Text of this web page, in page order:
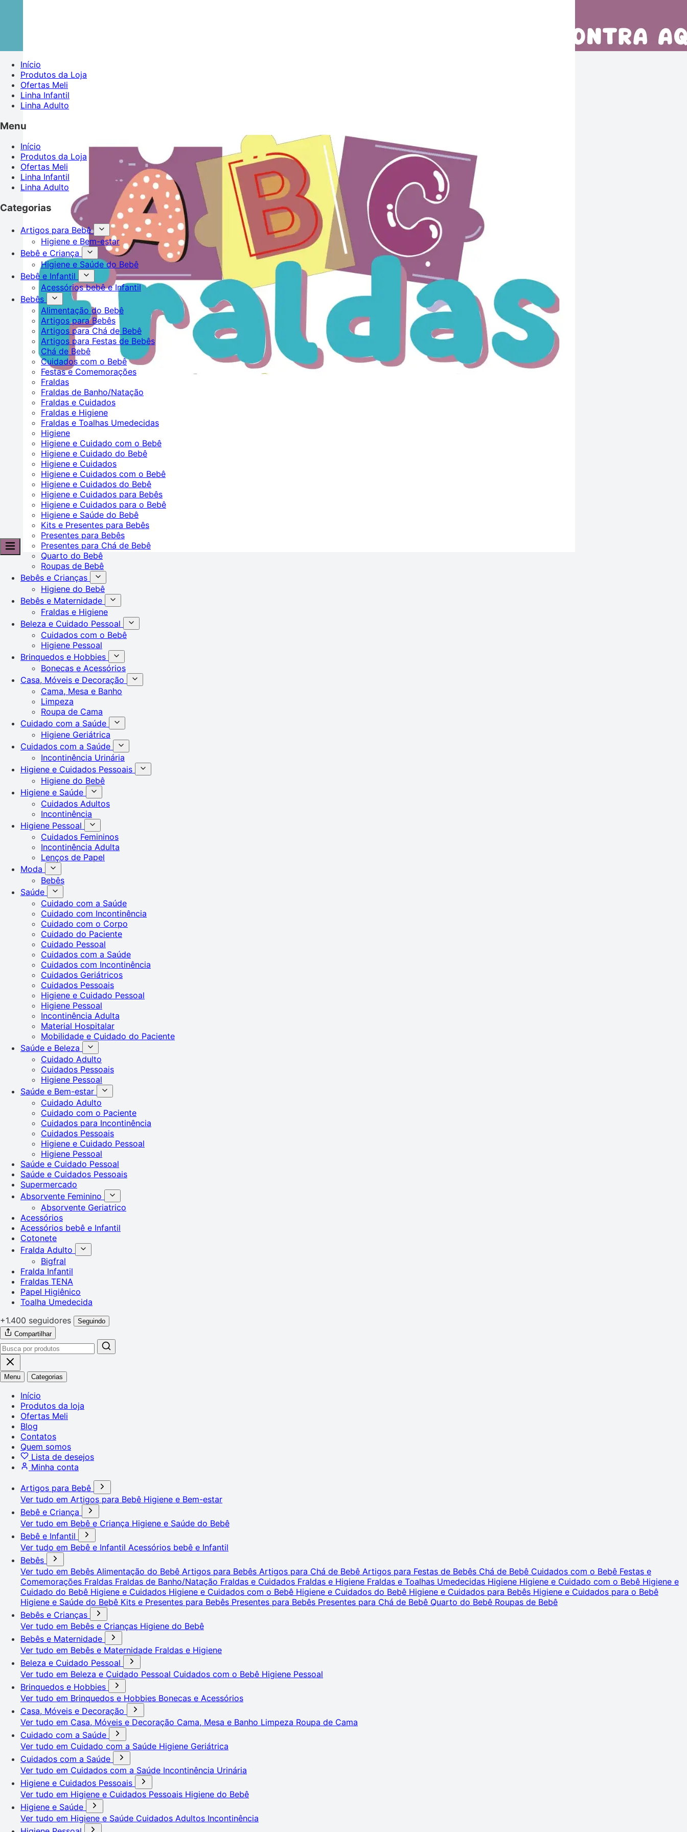
Início
Produtos da Loja
Ofertas Meli
Linha Infantil
Linha Adulto
Menu
Início
Produtos da Loja
Ofertas Meli
Linha Infantil
Linha Adulto
Categorias
Artigos para Bebê
Higiene e Bem-estar
Bebê e Criança
Higiene e Saúde do Bebê
Bebê e Infantil
Acessórios bebê e Infantil
Bebês
Alimentação do Bebê
Artigos para Bebês
Artigos para Chá de Bebê
Artigos para Festas de Bebês
Chá de Bebê
Cuidados com o Bebê
Festas e Comemorações
Fraldas
Fraldas de Banho/Natação
Fraldas e Cuidados
Fraldas e Higiene
Fraldas e Toalhas Umedecidas
Higiene
Higiene e Cuidado com o Bebê
Higiene e Cuidado do Bebê
Higiene e Cuidados
Higiene e Cuidados com o Bebê
Higiene e Cuidados do Bebê
Higiene e Cuidados para Bebês
Higiene e Cuidados para o Bebê
Higiene e Saúde do Bebê
Kits e Presentes para Bebês
Presentes para Bebês
Presentes para Chá de Bebê
Quarto do Bebê
Roupas de Bebê
Bebês e Crianças
Higiene do Bebê
Bebês e Maternidade
Fraldas e Higiene
Beleza e Cuidado Pessoal
Cuidados com o Bebê
Higiene Pessoal
Brinquedos e Hobbies
Bonecas e Acessórios
Casa, Móveis e Decoração
Cama, Mesa e Banho
Limpeza
Roupa de Cama
Cuidado com a Saúde
Higiene Geriátrica
Cuidados com a Saúde
Incontinência Urinária
Higiene e Cuidados Pessoais
Higiene do Bebê
Higiene e Saúde
Cuidados Adultos
Incontinência
Higiene Pessoal
Cuidados Femininos
Incontinência Adulta
Lenços de Papel
Moda
Bebês
Saúde
Cuidado com a Saúde
Cuidado com Incontinência
Cuidado com o Corpo
Cuidado do Paciente
Cuidado Pessoal
Cuidados com a Saúde
Cuidados com Incontinência
Cuidados Geriátricos
Cuidados Pessoais
Higiene e Cuidado Pessoal
Higiene Pessoal
Incontinência Adulta
Material Hospitalar
Mobilidade e Cuidado do Paciente
Saúde e Beleza
Cuidado Adulto
Cuidados Pessoais
Higiene Pessoal
Saúde e Bem-estar
Cuidado Adulto
Cuidado com o Paciente
Cuidados para Incontinência
Cuidados Pessoais
Higiene e Cuidado Pessoal
Higiene Pessoal
Saúde e Cuidado Pessoal
Saúde e Cuidados Pessoais
Supermercado
Absorvente Feminino
Absorvente Geriatrico
Acessórios
Acessórios bebê e Infantil
Cotonete
Fralda Adulto
Bigfral
Fralda Infantil
Fraldas TENA
Papel Higiênico
Toalha Umedecida
+1.400 seguidores
Seguindo
Compartilhar
Menu Categorias
Início
Produtos da loja
Ofertas Meli
Blog
Contatos
Quem somos
Lista de desejos
Minha conta
Artigos para Bebê
Ver tudo em Artigos para Bebê Higiene e Bem-estar
Bebê e Criança
Ver tudo em Bebê e Criança Higiene e Saúde do Bebê
Bebê e Infantil
Ver tudo em Bebê e Infantil Acessórios bebê e Infantil
Bebês
Ver tudo em Bebês Alimentação do Bebê Artigos para Bebês Artigos para Chá de Bebê Artigos para Festas de Bebês Chá de Bebê Cuidados com o Bebê Festas e
Comemorações Fraldas Fraldas de Banho/Natação Fraldas e Cuidados Fraldas e Higiene Fraldas e Toalhas Umedecidas Higiene Higiene e Cuidado com o Bebê Higiene e
Cuidado do Bebê Higiene e Cuidados Higiene e Cuidados com o Bebê Higiene e Cuidados do Bebê Higiene e Cuidados para Bebês Higiene e Cuidados para o Bebê
Higiene e Saúde do Bebê Kits e Presentes para Bebês Presentes para Bebês Presentes para Chá de Bebê Quarto do Bebê Roupas de Bebê
Bebês e Crianças
Ver tudo em Bebês e Crianças Higiene do Bebê
Bebês e Maternidade
Ver tudo em Bebês e Maternidade Fraldas e Higiene
Beleza e Cuidado Pessoal
Ver tudo em Beleza e Cuidado Pessoal Cuidados com o Bebê Higiene Pessoal
Brinquedos e Hobbies
Ver tudo em Brinquedos e Hobbies Bonecas e Acessórios
Casa, Móveis e Decoração
Ver tudo em Casa, Móveis e Decoração Cama, Mesa e Banho Limpeza Roupa de Cama
Cuidado com a Saúde
Ver tudo em Cuidado com a Saúde Higiene Geriátrica
Cuidados com a Saúde
Ver tudo em Cuidados com a Saúde Incontinência Urinária
Higiene e Cuidados Pessoais
Ver tudo em Higiene e Cuidados Pessoais Higiene do Bebê
Higiene e Saúde
Ver tudo em Higiene e Saúde Cuidados Adultos Incontinência